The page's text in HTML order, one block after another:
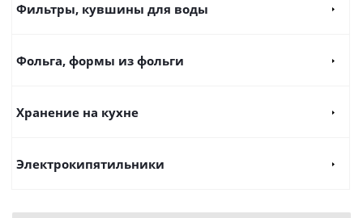
Фильтры, кувшины для воды
Фольга, формы из фольги
Хранение на кухне
Электрокипятильники